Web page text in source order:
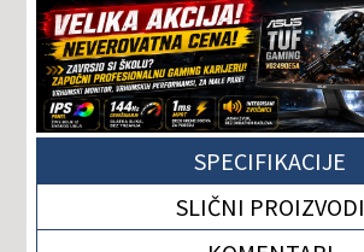
SPECIFIKACIJE
SLIČNI PROIZVODI